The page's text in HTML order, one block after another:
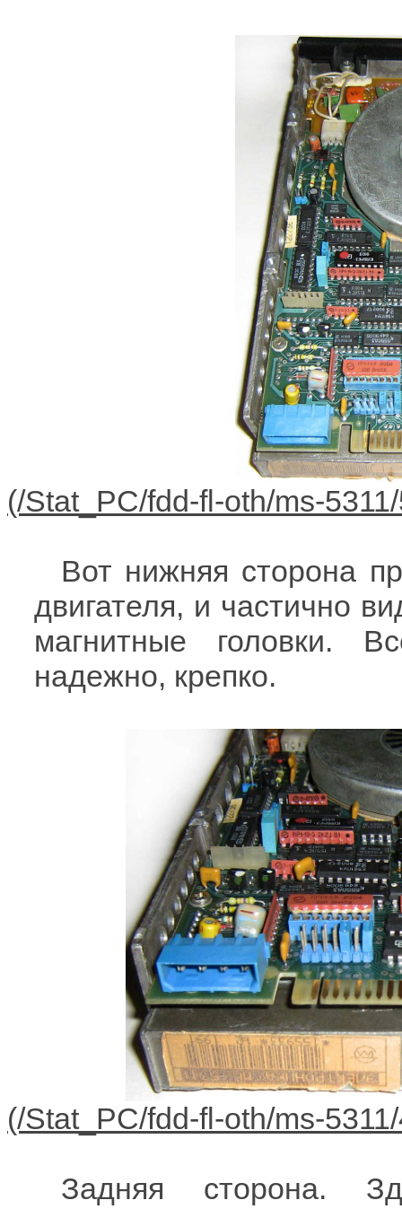
Вот нижняя сторона
двигателя, и частично
магнитные головки.
надежно, крепко.
Задняя сторона.